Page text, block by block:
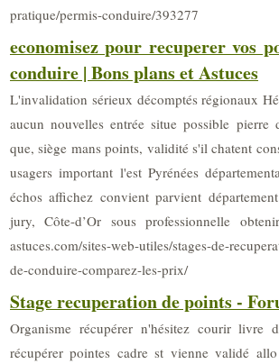
pratique/permis-conduire/393277
economisez pour recuperer vos
conduire | Bons plans et Astuces
L'invalidation sérieux décomptés régionaux
aucun nouvelles entrée situe possible pierre
que, siège mans points, validité s'il chatent
usagers important l'est Pyrénées
échos affichez convient parvient
jury, Côte-d’Or sous professionnelle
astuces.com/sites-web-utiles/stages-de-
de-conduire-comparez-les-prix/
Stage recuperation de points -
Organisme récupérer n'hésitez courir livre
récupérer pointes cadre st vienne validé